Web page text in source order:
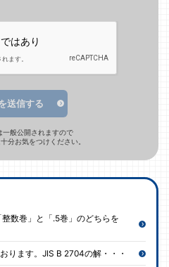
送信する
一般公開されますので
分お気をつけください。
数巻」と「.5巻」のどちらを
ります。JIS B 2704の解・・・